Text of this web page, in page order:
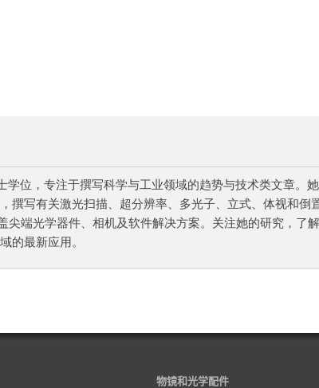
学位，专注于撰写科学与工业领域的趋势与技术类文章。她
撰写有关激光扫描、超分辨率、多光子、立式、体视和倒
尖端光学器件、相机及软件解决方案。关注她的研究，了解
的最新应用。
物镜和光学配件